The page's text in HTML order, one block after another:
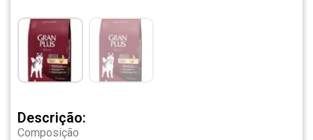
Descrição:
Composição